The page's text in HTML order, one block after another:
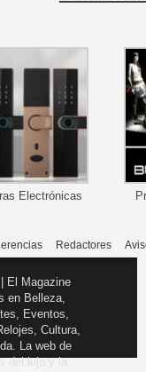
Electrónicas
Redactores
El Magazine
en Belleza,
Eventos,
Cultura,
La web de
del lujo y la